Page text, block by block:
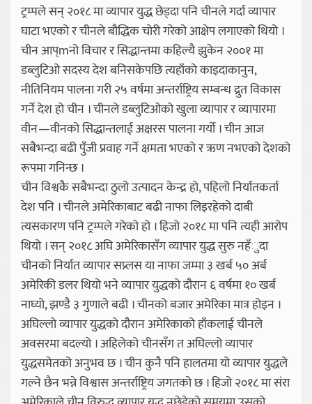
ट्रम्पले सन् २०१८ मा व्यापार युद्ध छेड्दा पनि चीनले गर्दा व्यापार
घाटा भएको र चीनले बौद्धिक चोरी गरेको आक्षेप लगाएको थियो ।
चीन आप्mनो विचार र सिद्धान्तमा कहिल्यै झुकेन २००१ मा
डब्लुटिओ सदस्य देश बनिसकेपछि त्यहाँको काइदाकानुन,
नीतिनियम पालना गरी २५ वर्षमा अन्तर्राष्ट्रिय सम्बन्ध द्रुत विकास
गर्ने देश हो चीन । चीनले डब्लुटिओको खुला व्यापार र व्यापारमा
वीन—वीनको सिद्धान्तलाई अक्षरस पालना गर्यो । चीन आज
सबैभन्दा बढी पुँजी प्रवाह गर्ने क्षमता भएको र ऋण नभएको देशको
रूपमा गनिन्छ ।
चीन विश्वकै सबैभन्दा ठुलो उत्पादन केन्द्र हो, पहिलो निर्यातकर्ता
देश पनि । चीनले अमेरिकाबाट बढी नाफा लिइरहेको दाबी
त्यसकारण पनि ट्रम्पले गरेको हो । हिजो २०१८ मा पनि त्यही आरोप
थियो । सन् २०१८ अघि अमेरिकासँग व्यापार युद्ध सुरु नहँुदा
चीनको निर्यात व्यापार सप्र्लस या नाफा जम्मा ३ खर्ब ५० अर्ब
अमेरिकी डलर थियो भने व्यापार युद्धको दौरान ६ वर्षमा १० खर्ब
नाघ्यो, झण्डै ३ गुणाले बढी । चीनको बजार अमेरिका मात्र होइन ।
अघिल्लो व्यापार युद्धको दौरान अमेरिकाको हाँकलाई चीनले
अवसरमा बदल्यो । अहिलेको चीनसँग त अघिल्लो व्यापार
युद्धसमेतको अनुभव छ । चीन कुनै पनि हालतमा यो व्यापार युद्धले
गल्ने छैन भन्ने विश्वास अन्तर्राष्ट्रिय जगतको छ । हिजो २०१८ मा संरा